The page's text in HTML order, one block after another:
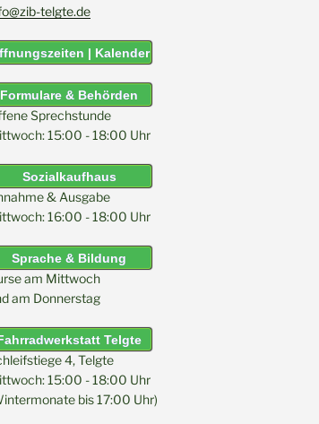
telgte.de
| Kalender
Formulare & Behörden
Sprechstunde
15:00 - 18:00 Uhr
Sozialkaufhaus
& Ausgabe
16:00 - 18:00 Uhr
Sprache & Bildung
am Mittwoch
am Donnerstag
Telgte
4, Telgte
15:00 - 18:00 Uhr
bis 17:00 Uhr)